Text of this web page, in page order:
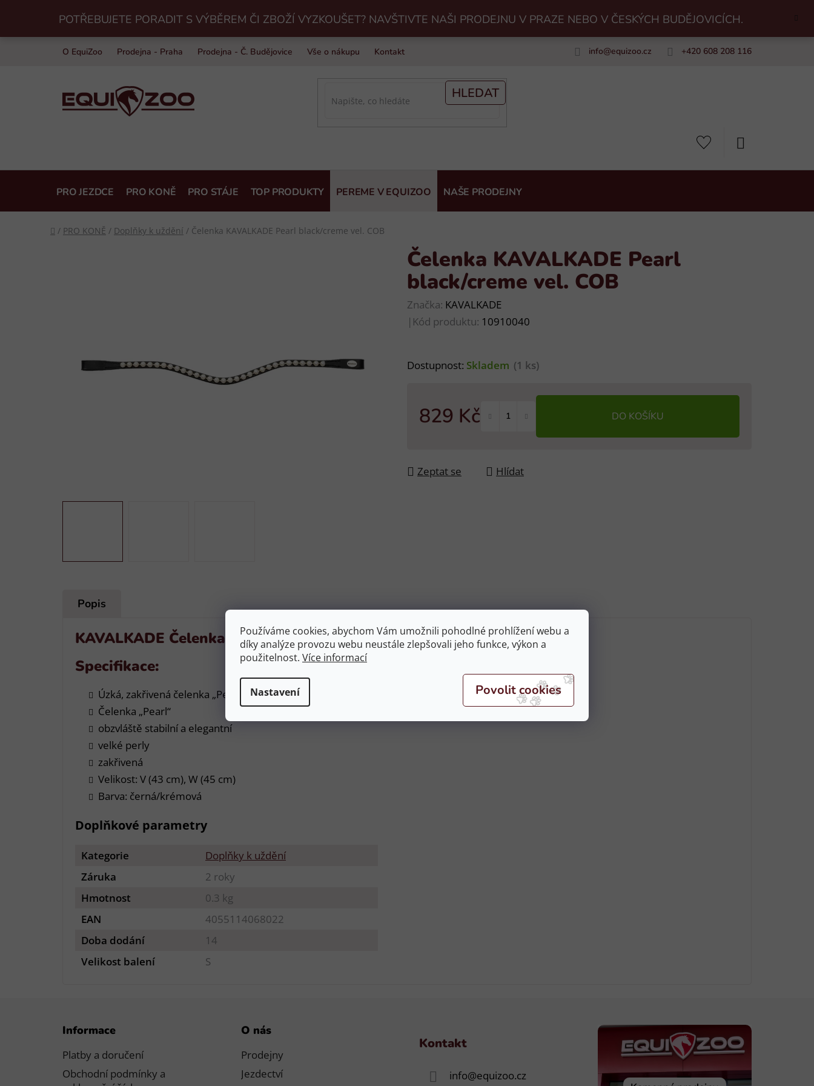
Používáme cookies, abychom Vám umožnili pohodlné prohlížení webu a
díky analýze provozu webu neustále zlepšovali jeho funkce, výkon a
použitelnost. Více informací
Nastavení
obsah
POTŘEBUJETE PORADIT S VÝBĚREM ČI ZBOŽÍ VYZKOUŠET? NAVŠTIVTE NAŠI PRODEJNU V PRAZE NEBO V ČESKÝCH BUDĚJOVICÍCH.
O EquiZoo Prodejna - Praha Prodejna - Č. Budějovice Vše o nákupu Kontakt info@equizoo.cz +420 608 208 116
HLEDAT
PRO JEZDCE PRO KONĚ PRO STÁJE TOP PRODUKTY PEREME V EQUIZOO NAŠE PRODEJNY
Domů
/ PRO KONĚ / Doplňky k uždění / Čelenka KAVALKADE Pearl black/creme vel. COB
Čelenka KAVALKADE Pearl
black/creme vel. COB
Značka: KAVALKADE
| Kód produktu: 10910040
Dostupnost: Skladem (1 ks)
829 Kč DO KOŠÍKU
Zeptat se Hlídat
Popis
KAVALKADE Čelenka Pearl, black/creme, vel. COB
Specifikace:
Úzká, zakřivená čelenka „Pearl“ v elegantním perlovém vzhledu
Čelenka „Pearl“
obzvláště stabilní a elegantní
velké perly
zakřivená
Velikost: V (43 cm), W (45 cm)
Barva: černá/krémová
Doplňkové parametry
Kategorie
Doplňky k uždění
Záruka
2 roky
Hmotnost
0.3 kg
EAN
4055114068022
Doba dodání
14
Velikost balení
S
Informace
Platby a doručení
Obchodní podmínky a
O nás
Prodejny
Jezdectví
Kontakt
info@equizoo.cz